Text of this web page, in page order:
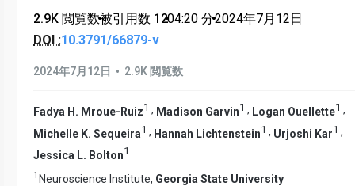
2.9K 閲覧数•被引用数 12•04:20 分•2024年7月12日
DOI :10.3791/66879-v
2024年7月12日 • 2.9K 閲覧数
Fadya H. Mroue-Ruiz1 , Madison Garvin1 , Logan Ouellette1 ,
Michelle K. Sequeira1 , Hannah Lichtenstein1 , Urjoshi Kar1 ,
Jessica L. Bolton1
1 Neuroscience Institute, Georgia State University